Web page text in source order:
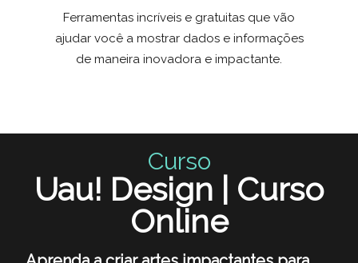
Ferramentas incríveis e gratuitas que vão
ajudar você a mostrar dados e informações
de maneira inovadora e impactante.
Curso
Uau! Design | Curso
Online